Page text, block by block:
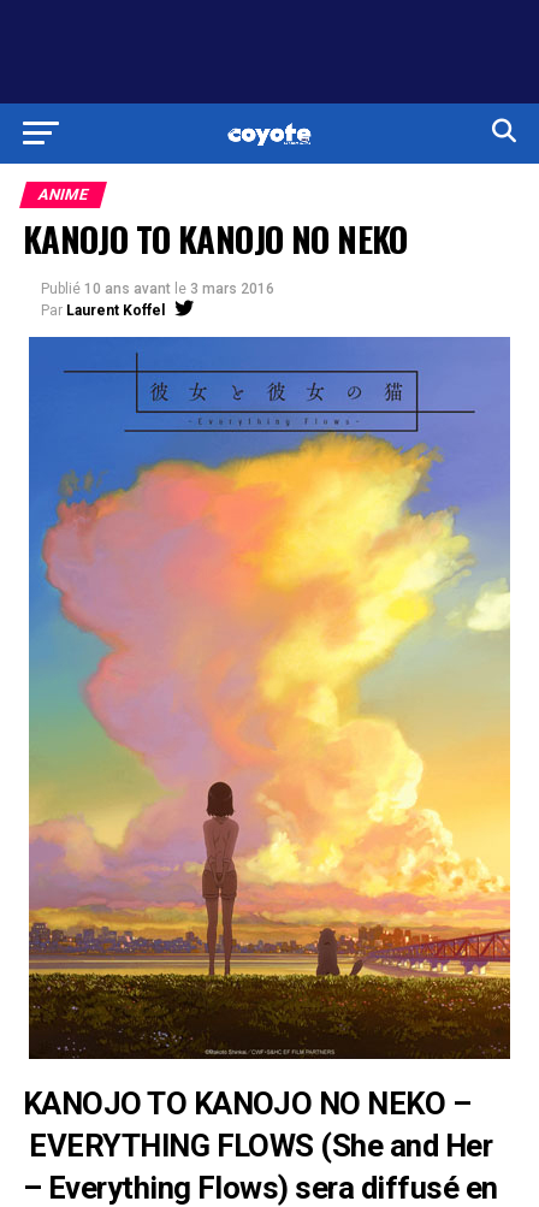
ANIME
KANOJO TO KANOJO NO NEKO
Publié 10 ans avant le 3 mars 2016
Par Laurent Koffel
KANOJO TO KANOJO NO NEKO –
EVERYTHING FLOWS (She and Her
– Everything Flows) sera diffusé en